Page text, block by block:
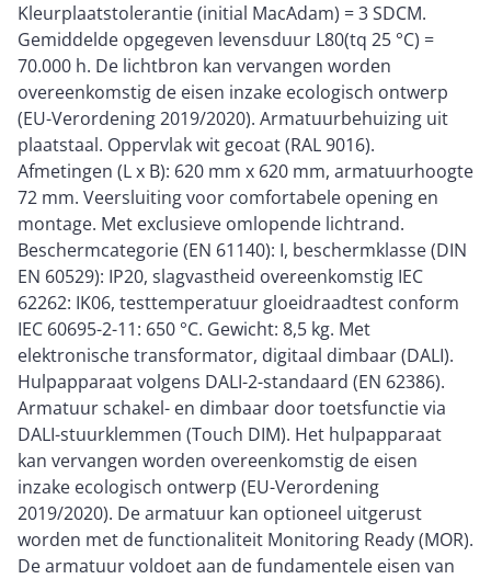
Kleurplaatstolerantie (initial MacAdam) = 3 SDCM.
Gemiddelde opgegeven levensduur L80(tq 25 °C) =
70.000 h. De lichtbron kan vervangen worden
overeenkomstig de eisen inzake ecologisch ontwerp
(EU-Verordening 2019/2020). Armatuurbehuizing uit
plaatstaal. Oppervlak wit gecoat (RAL 9016).
Afmetingen (L x B): 620 mm x 620 mm, armatuurhoogte
72 mm. Veersluiting voor comfortabele opening en
montage. Met exclusieve omlopende lichtrand.
Beschermcategorie (EN 61140): I, beschermklasse (DIN
EN 60529): IP20, slagvastheid overeenkomstig IEC
62262: IK06, testtemperatuur gloeidraadtest conform
IEC 60695-2-11: 650 °C. Gewicht: 8,5 kg. Met
elektronische transformator, digitaal dimbaar (DALI).
Hulpapparaat volgens DALI-2-standaard (EN 62386).
Armatuur schakel- en dimbaar door toetsfunctie via
DALI-stuurklemmen (Touch DIM). Het hulpapparaat
kan vervangen worden overeenkomstig de eisen
inzake ecologisch ontwerp (EU-Verordening
2019/2020). De armatuur kan optioneel uitgerust
worden met de functionaliteit Monitoring Ready (MOR).
De armatuur voldoet aan de fundamentele eisen van